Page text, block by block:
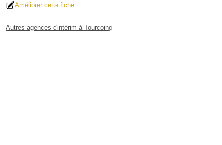
Améliorer cette fiche
Autres agences d'intérim à Tourcoing